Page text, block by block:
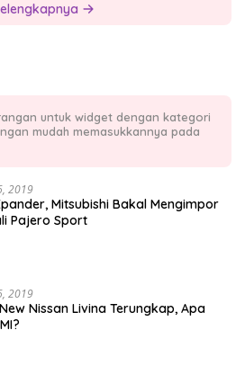
untuk widget dengan kategori
mudah memasukkannya pada
2019
Mitsubishi Bakal Mengimpor
Pajero Sport
2019
Nissan Livina Terungkap, Apa